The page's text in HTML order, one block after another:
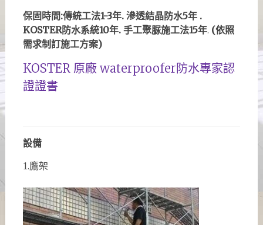
保固時間:傳統工法1-3年. 滲透結晶防水5年 .
KOSTER防水系統10年. 手工聚脲施工法15年. (依照
需求制訂施工方案)
KOSTER 原廠 waterproofer防水專家認
證證書
設備
1.鷹架